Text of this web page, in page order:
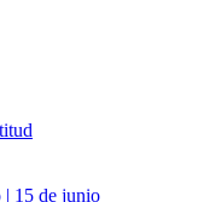
15 de junio